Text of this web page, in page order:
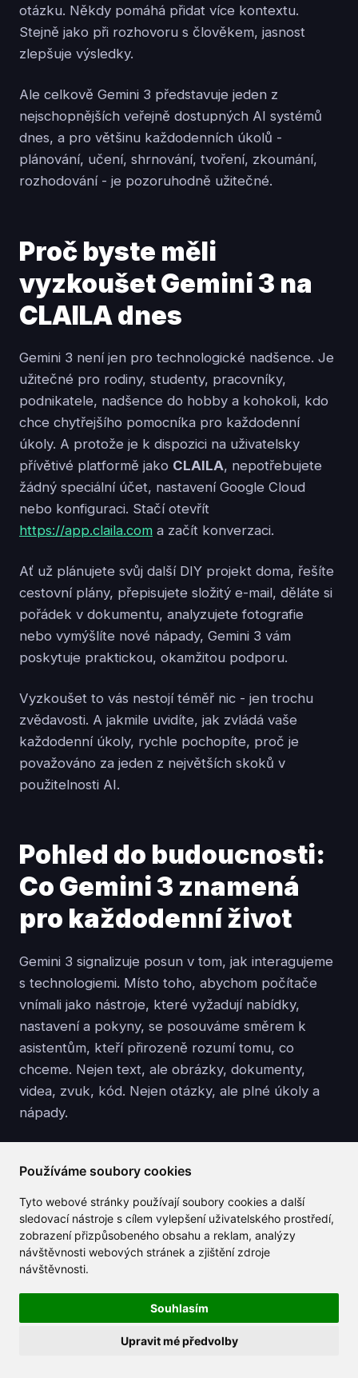
Používáme soubory cookies
Tyto webové stránky používají soubory cookies a další
sledovací nástroje s cílem vylepšení uživatelského prostředí,
zobrazení přizpůsobeného obsahu a reklam, analýzy
návštěvnosti webových stránek a zjištění zdroje
návštěvnosti.
Souhlasím
Upravit mé předvolby
otázku. Někdy pomáhá přidat více kontextu.
Stejně jako při rozhovoru s člověkem, jasnost
zlepšuje výsledky.
Ale celkově Gemini 3 představuje jeden z
nejschopnějších veřejně dostupných AI systémů
dnes, a pro většinu každodenních úkolů -
plánování, učení, shrnování, tvoření, zkoumání,
rozhodování - je pozoruhodně užitečné.
Proč byste měli
vyzkoušet Gemini 3 na
CLAILA dnes
Gemini 3 není jen pro technologické nadšence. Je
užitečné pro rodiny, studenty, pracovníky,
podnikatele, nadšence do hobby a kohokoli, kdo
chce chytřejšího pomocníka pro každodenní
úkoly. A protože je k dispozici na uživatelsky
přívětivé platformě jako CLAILA, nepotřebujete
žádný speciální účet, nastavení Google Cloud
nebo konfiguraci. Stačí otevřít
https://app.claila.com a začít konverzaci.
Ať už plánujete svůj další DIY projekt doma, řešíte
cestovní plány, přepisujete složitý e-mail, děláte si
pořádek v dokumentu, analyzujete fotografie
nebo vymýšlíte nové nápady, Gemini 3 vám
poskytuje praktickou, okamžitou podporu.
Vyzkoušet to vás nestojí téměř nic - jen trochu
zvědavosti. A jakmile uvidíte, jak zvládá vaše
každodenní úkoly, rychle pochopíte, proč je
považováno za jeden z největších skoků v
použitelnosti AI.
Pohled do budoucnosti:
Co Gemini 3 znamená
pro každodenní život
Gemini 3 signalizuje posun v tom, jak interagujeme
s technologiemi. Místo toho, abychom počítače
vnímali jako nástroje, které vyžadují nabídky,
nastavení a pokyny, se posouváme směrem k
asistentům, kteří přirozeně rozumí tomu, co
chceme. Nejen text, ale obrázky, dokumenty,
videa, zvuk, kód. Nejen otázky, ale plné úkoly a
nápady.
chytřejší plánování, rychlejší učení, snazší
organizaci a intuitivnější způsob, jak řídit svůj
osobní a profesní život. Budoucnost není o tom,
že AI nahradí lidi - je to o tom, mít asistenty, kteří
konečně působí užitečně místo frustrujících.
Takže pokud jste ještě nezkusili Gemini 3, teď je
ten pravý moment. Zaměřte se na
https://app.claila.com, vyberte Gemini 3 a